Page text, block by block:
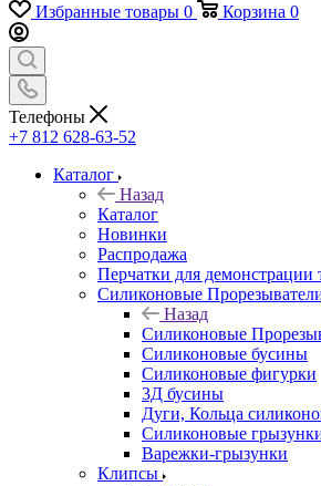
Избранные товары 0 Корзина 0
Телефоны
+7 812 628-63-52
Каталог
Назад
Каталог
Новинки
Распродажа
Перчатки для демонстрации
Силиконовые
Назад
Силиконовые
Силиконовые бусины
Силиконовые фигурки
3Д бусины
Дуги, Кольца
Силиконовые
Варежки-грызунки
Клипсы